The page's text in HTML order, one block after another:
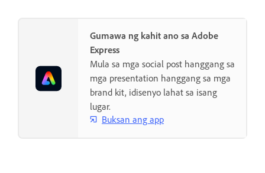
Gumawa ng kahit ano sa Adobe
Express
Mula sa mga social post hanggang sa
mga presentation hanggang sa mga
brand kit, idisenyo lahat sa isang
lugar.
Buksan ang app